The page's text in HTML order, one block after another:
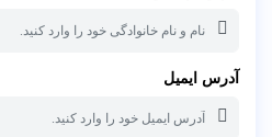
آدرس ایمیل